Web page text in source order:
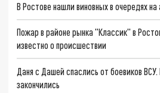
В Ростове нашли виновных в очередях
Пожар в районе рынка "Классик" в
известно о происшествии
Даня с Дашей спаслись от боевиков
закончились